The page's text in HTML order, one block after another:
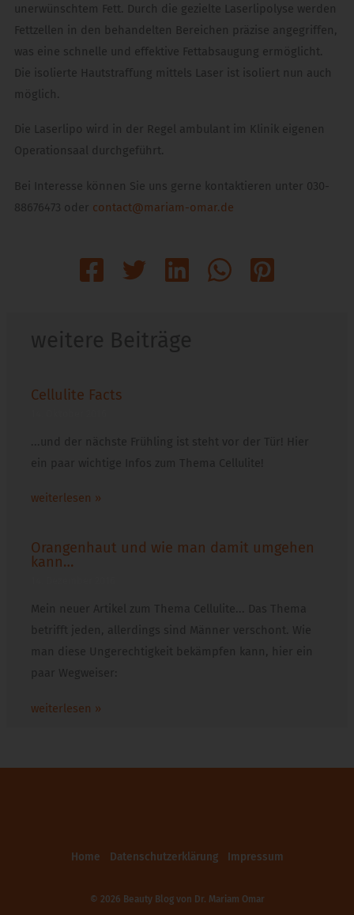
unerwünschtem Fett. Durch die gezielte Laserlipolyse werden
Fettzellen in den behandelten Bereichen präzise angegriffen,
was eine schnelle und effektive Fettabsaugung ermöglicht.
Die isolierte Hautstraffung mittels Laser ist isoliert nun auch
möglich.
Die Laserlipo wird in der Regel ambulant im Klinik eigenen
Operationsaal durchgeführt.
Bei Interesse können Sie uns gerne kontaktieren unter 030-
88676473 oder contact@mariam-omar.de
Cellulite Facts
weiterlesen »
Orangenhaut und wie man damit umgehen
kann…
weiterlesen »
Home Datenschutzerklärung Impressum
© 2026 Beauty Blog von Dr. Mariam Omar